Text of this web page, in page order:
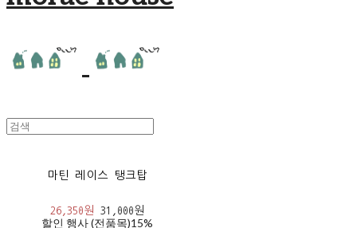
마틴 레이스 탱크탑
26,350원 31,000원
할인 행사 (전품목)15%